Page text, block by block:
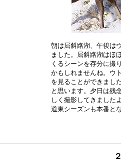
朝は屈斜路湖、午後は
ました。屈斜路湖はほ
くるシーンを存分に撮
かもしれませんね。ウ
を見ることができまし
と思います。夕日は残
しく撮影してきました